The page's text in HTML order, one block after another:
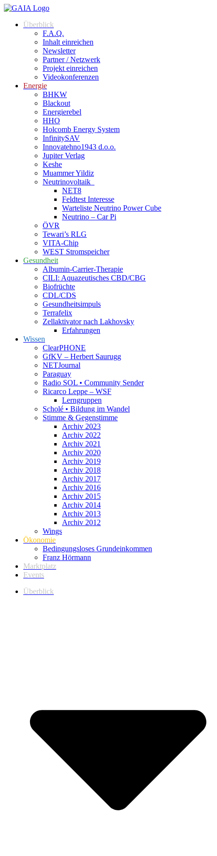
Überblick
F.A.Q.
Inhalt einreichen
Newsletter
Partner / Netzwerk
Projekt einreichen
Videokonferenzen
Energie
BHKW
Blackout
Energierebel
HHO
Holcomb Energy System
InfinitySAV
Innovatehno1943 d.o.o.
Jupiter Verlag
Keshe
Muammer Yildiz
Neutrinovoltaik
NET8
Feldtest Interesse
Warteliste Neutrino Power Cube
Neutrino – Car Pi
ÖVR
Tewari’s RLG
VITA-Chip
WEST Stromspeicher
Gesundheit
Albumin-Carrier-Therapie
CILI: Aquazeutisches CBD/CBG
Biofrüchte
CDL/CDS
Gesundheitsimpuls
Terrafelix
Zellaktivator nach Lakhovsky
Erfahrungen
Wissen
ClearPHONE
GfKV – Herbert Saurugg
NETJournal
Paraguay
Radio SOL • Community Sender
Ricarco Leppe – WSF
Lerngruppen
Scholé • Bildung im Wandel
Stimme & Gegenstimme
Archiv 2023
Archiv 2022
Archiv 2021
Archiv 2020
Archiv 2019
Archiv 2018
Archiv 2017
Archiv 2016
Archiv 2015
Archiv 2014
Archiv 2013
Archiv 2012
Wings
Ökonomie
Bedingungsloses Grundeinkommen
Franz Hörmann
Marktplatz
Events
Überblick